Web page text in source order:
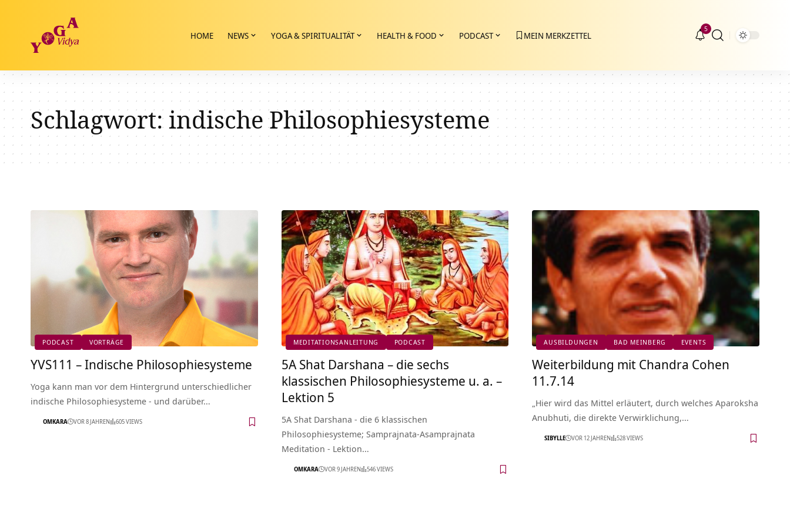
HOME NEWS YOGA & SPIRITUALITÄT HEALTH & FOOD PODCAST MEIN MERKZETTEL
5
Schlagwort:indische Philosophiesysteme
PODCAST VORTRÄGE
YVS111 – Indische Philosophiesysteme
Yoga kann man vor dem Hintergrund unterschiedlicher
indische Philosophiesysteme - und darüber…
OMKARA VOR 8 JAHREN 605 VIEWS
MEDITATIONSANLEITUNG PODCAST
5A Shat Darshana – die sechs
klassischen Philosophiesysteme u. a. –
Lektion 5
5A Shat Darshana - die 6 klassischen
Philosophiesysteme; Samprajnata-Asamprajnata
Meditation - Lektion…
OMKARA VOR 9 JAHREN 546 VIEWS
AUSBILDUNGEN BAD MEINBERG EVENTS
Weiterbildung mit Chandra Cohen
11.7.14
„Hier wird das Mittel erläutert, durch welches Aparoksha
Anubhuti, die direkte Verwirklichung,…
SIBYLLE VOR 12 JAHREN 528 VIEWS